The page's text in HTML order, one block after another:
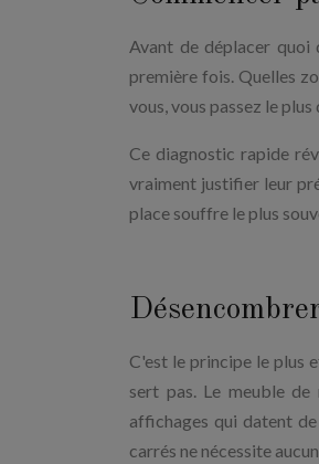
Avant de déplacer quoi
première fois. Quelles
vous, vous passez le
Ce diagnostic rapide
vraiment justifier leur
place souffre le plus
C'est le principe le plus
sert pas. Le meuble
affichages qui datent
carrés ne nécessite